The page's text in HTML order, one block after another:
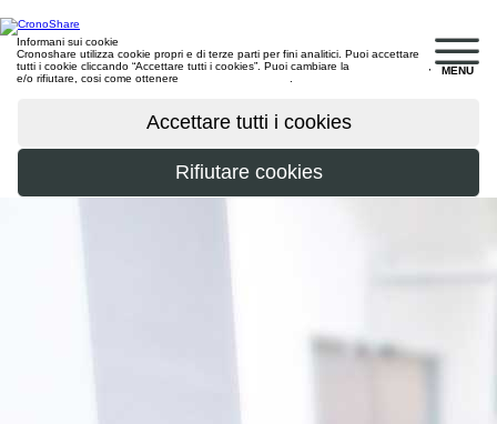
MENU
Informani sui cookie
Cronoshare utilizza cookie propri e di terze parti per fini analitici. Puoi accettare
tutti i cookie cliccando “Accettare tutti i cookies”. Puoi cambiare la
e/o rifiutare, cosi come ottenere